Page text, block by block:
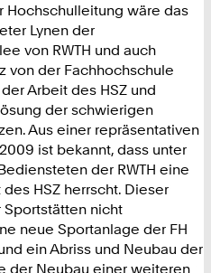
Hochschulleitung wäre das
Lynen der
von RWTH und auch
von der Fachhochschule
Arbeit des HSZ und
der schwierigen
Aus einer repräsentativen
ist bekannt, dass unter
der RWTH eine
HSZ herrscht. Dieser
Sportstätten nicht
neue Sportanlage der FH
ein Abriss und Neubau der
der Neubau einer weiteren